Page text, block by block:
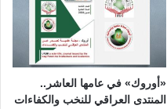
«أوروك» في عامها العاشر..
المنتدى العراقي للنخب والكفاءات